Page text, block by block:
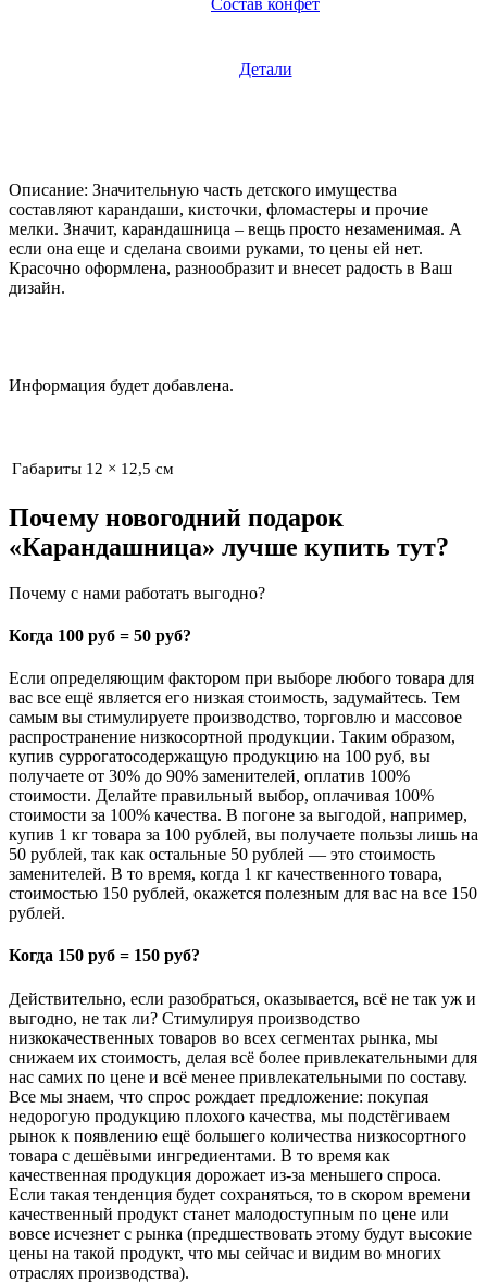
Состав конфет
Детали
Описание: Значительную часть детского имущества
составляют карандаши, кисточки, фломастеры и прочие
мелки. Значит, карандашница – вещь просто незаменимая. А
если она еще и сделана своими руками, то цены ей нет.
Красочно оформлена, разнообразит и внесет радость в Ваш
дизайн.
Информация будет добавлена.
Габариты 12 × 12,5 см
Почему новогодний подарок
«Карандашница» лучше купить тут?
Почему с нами работать выгодно?
Когда 100 руб = 50 руб?
Если определяющим фактором при выборе любого товара для
вас все ещё является его низкая стоимость, задумайтесь. Тем
самым вы стимулируете производство, торговлю и массовое
распространение низкосортной продукции. Таким образом,
купив суррогатосодержащую продукцию на 100 руб, вы
получаете от 30% до 90% заменителей, оплатив 100%
стоимости. Делайте правильный выбор, оплачивая 100%
стоимости за 100% качества. В погоне за выгодой, например,
купив 1 кг товара за 100 рублей, вы получаете пользы лишь на
50 рублей, так как остальные 50 рублей — это стоимость
заменителей. В то время, когда 1 кг качественного товара,
стоимостью 150 рублей, окажется полезным для вас на все 150
рублей.
Когда 150 руб = 150 руб?
Действительно, если разобраться, оказывается, всё не так уж и
выгодно, не так ли? Стимулируя производство
низкокачественных товаров во всех сегментах рынка, мы
снижаем их стоимость, делая всё более привлекательными для
нас самих по цене и всё менее привлекательными по составу.
Все мы знаем, что спрос рождает предложение: покупая
недорогую продукцию плохого качества, мы подстёгиваем
рынок к появлению ещё большего количества низкосортного
товара с дешёвыми ингредиентами. В то время как
качественная продукция дорожает из-за меньшего спроса.
Если такая тенденция будет сохраняться, то в скором времени
качественный продукт станет малодоступным по цене или
вовсе исчезнет с рынка (предшествовать этому будут высокие
цены на такой продукт, что мы сейчас и видим во многих
отраслях производства).